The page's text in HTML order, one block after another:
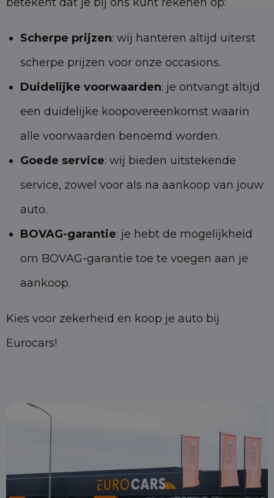
Scherpe prijzen: wij hanteren altijd uiterst
scherpe prijzen voor onze occasions.
Duidelijke voorwaarden: je ontvangt altijd
een duidelijke koopovereenkomst waarin
alle voorwaarden benoemd worden.
Goede service: wij bieden uitstekende
service, zowel voor als na aankoop van jouw
auto.
BOVAG-garantie: je hebt de mogelijkheid
om BOVAG-garantie toe te voegen aan je
aankoop.
Kies voor zekerheid en koop je auto bij
Eurocars!